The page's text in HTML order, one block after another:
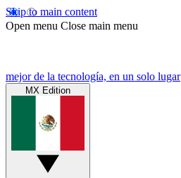
Skip to main content
Open menu Close main menu
mejor de la tecnología, en un solo lugar
MX Edition